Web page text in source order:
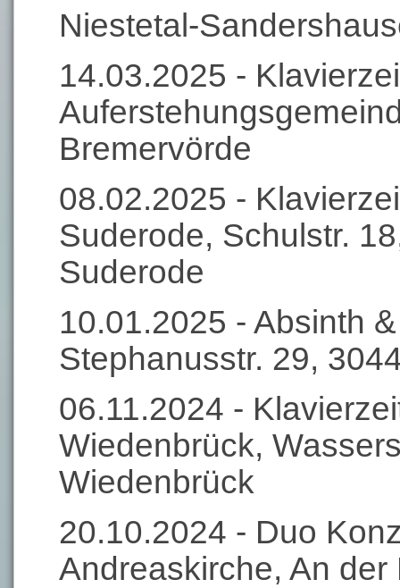
Niestetal-
14.03.2025 -
Bremervörde
08.02.2025 -
Suderode, Schulstr.
Suderode
10.01.2025 - Absinth
Stephanusstr. 29,
06.11.2024 -
Wiedenbrück,
Wiedenbrück
20.10.2024 - Duo
Andreaskirche, An